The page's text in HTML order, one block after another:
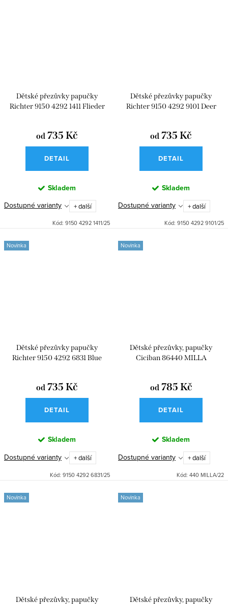
Dětské přezůvky papučky
Richter 9150 4292 1411 Flieder
od 735 Kč
DETAIL
Skladem
Dostupné varianty
+ další
Kód: 9150 4292 1411/25
Dětské přezůvky papučky
Richter 9150 4292 9101 Deer
od 735 Kč
DETAIL
Skladem
Dostupné varianty
+ další
Kód: 9150 4292 9101/25
Novinka
Dětské přezůvky papučky
Richter 9150 4292 6831 Blue
od 735 Kč
DETAIL
Skladem
Dostupné varianty
+ další
Kód: 9150 4292 6831/25
Novinka
Dětské přezůvky, papučky
Ciciban 86440 MILLA
od785 Kč
DETAIL
Skladem
Dostupné varianty
+ další
Kód: 440 MILLA/22
Novinka
Dětské přezůvky, papučky
Novinka
Dětské přezůvky, papučky